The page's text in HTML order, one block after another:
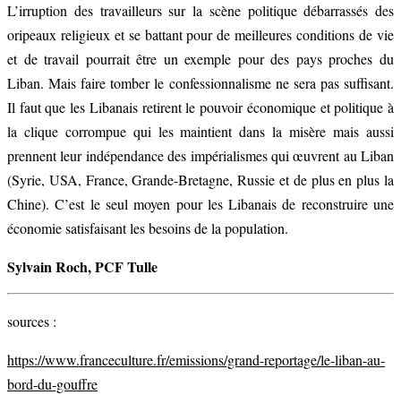
L’irruption des travailleurs sur la scène politique débarrassés des
oripeaux religieux et se battant pour de meilleures conditions de vie
et de travail pourrait être un exemple pour des pays proches du
Liban. Mais faire tomber le confessionnalisme ne sera pas suffisant.
Il faut que les Libanais retirent le pouvoir économique et politique à
la clique corrompue qui les maintient dans la misère mais aussi
prennent leur indépendance des impérialismes qui œuvrent au Liban
(Syrie, USA, France, Grande-Bretagne, Russie et de plus en plus la
Chine). C’est le seul moyen pour les Libanais de reconstruire une
économie satisfaisant les besoins de la population.
Sylvain Roch, PCF Tulle
sources :
https://www.franceculture.fr/emissions/grand-reportage/le-liban-au-
bord-du-gouffre